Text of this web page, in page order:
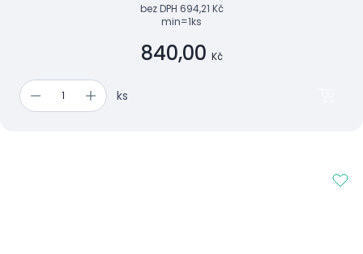
bez DPH 694,21 Kč
min=1ks
840,00 Kč
ks